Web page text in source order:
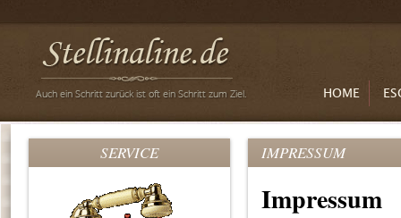
HOME
SERVICE IMPRESSUM
Impressum